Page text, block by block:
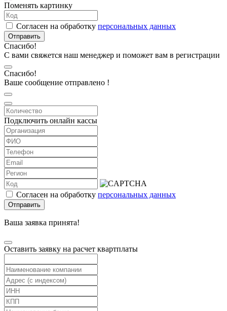
Поменять картинку
Согласен на обработку персональных данных
Отправить
Спасибо!
С вами свяжется наш менеджер и поможет вам в регистрации
Спасибо!
Ваше сообщение отправлено !
Подключить онлайн кассы
Согласен на обработку персональных данных
Отправить
Ваша заявка принята!
Оставить заявку на расчет квартплаты